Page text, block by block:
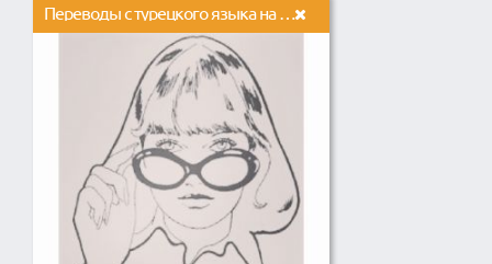
Переводы с турецкого языка на русский язык и наоборот